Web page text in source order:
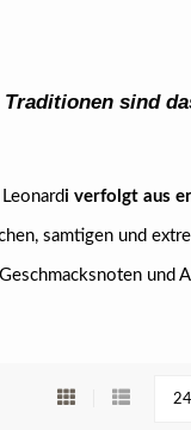
sind
i verfolgt aus
samtigen und
und